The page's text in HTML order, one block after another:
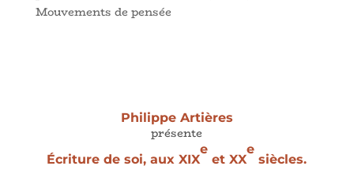
Mouvements de pensée
Philippe Artières
présente
Écriture de soi, aux XIX
e
et XX
e
siècles.